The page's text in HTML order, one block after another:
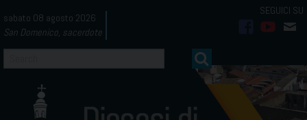
to
content
sabato 08 agosto 2026
San Domenico, sacerdote